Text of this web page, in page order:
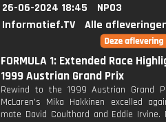
26-06-2024 18:45
NPO3
Informatief.TV
Alle
FORMULA 1: Extended Race
1999 Austrian Grand Prix
Rewind to the 1999 Austrian Grand
McLaren’s Mika Hakkinen excelled
mate David Coulthard and Eddie Irvine.